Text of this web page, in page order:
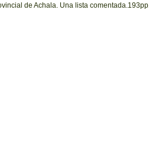
de Achala. Una lista comentada.193pp.